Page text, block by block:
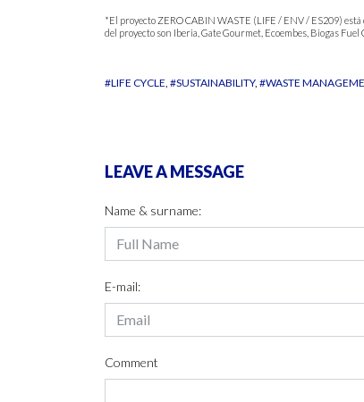
*El proyecto ZERO CABIN WASTE (LIFE / ENV / ES209)
del proyecto son Iberia, Gate Gourmet, Ecoembes, Biogas Fuel
#LIFE CYCLE #SUSTAINABILITY #WASTE
LEAVE A MESSAGE
Name & surname:
E-mail:
Comment